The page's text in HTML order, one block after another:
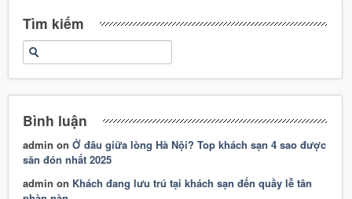
Tìm kiếm
Bình luận
admin onỞ đâu giữa lòng Hà Nội? Top khách sạn 4 sao được
săn đón nhất 2025
admin on Khách đang lưu trú tại khách sạn đến quầy lễ tân